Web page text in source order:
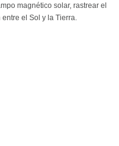
magnético solar, rastrear el
el Sol y la Tierra.